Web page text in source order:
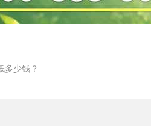
多少钱？